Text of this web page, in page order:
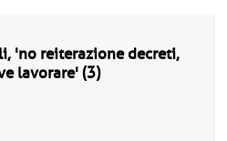
'no reiterazione decreti,
lavorare' (3)